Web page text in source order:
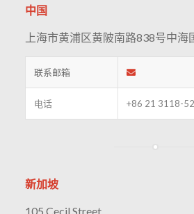
中国
上海市黄浦区黄陂南路838号中海
联系邮箱
电话 +86 21 3118-
新加坡
105 Cecil Street